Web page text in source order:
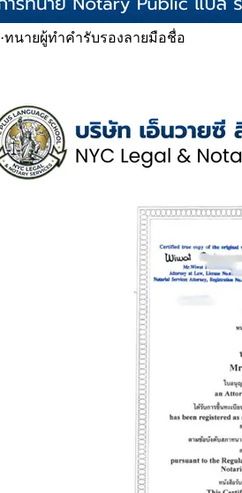
·ทนายผู้ทำคำรับรองลายมือชื่อ